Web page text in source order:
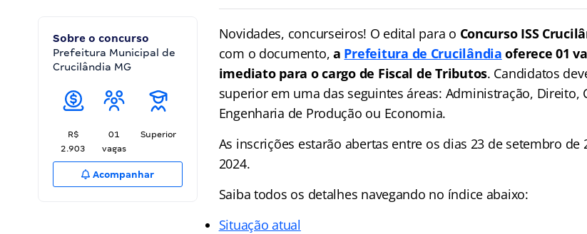
Sobre o concurso
Prefeitura Municipal de
Crucilândia MG
R$
2.903
01
vagas
Superior
Acompanhar
Novidades, concurseiros! O edital para o Concurso ISS
com o documento,a Prefeitura de Crucilândia oferece 01
imediato para o cargo de Fiscal de Tributos. Candidatos
superior em uma das seguintes áreas: Administração, Direito,
Engenharia de Produção ou Economia.
As inscrições estarão abertas entre os dias 23 de setembro de
2024.
Saiba todos os detalhes navegando no índice abaixo:
Situação atual